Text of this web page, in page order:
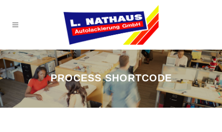
PROCESS SHORTCODE